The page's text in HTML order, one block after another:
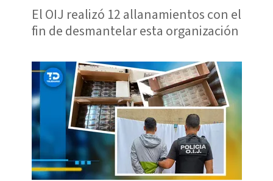
El OIJ realizó 12 allanamientos con el
fin de desmantelar esta organización